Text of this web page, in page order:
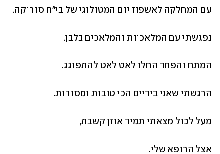
עם המחלקה לאשפוז יום המטולוגי של בי"ח סורוקה.
נפגשתי עם המלאכיות והמלאכים בלבן.
המתח והפחד החלו לאט לאט להתפוגג.
הרגשתי שאני בידיים הכי טובות ומסורות.
מעל לכול מצאתי תמיד אוזן קשבת,
אצל הרופא שלי.